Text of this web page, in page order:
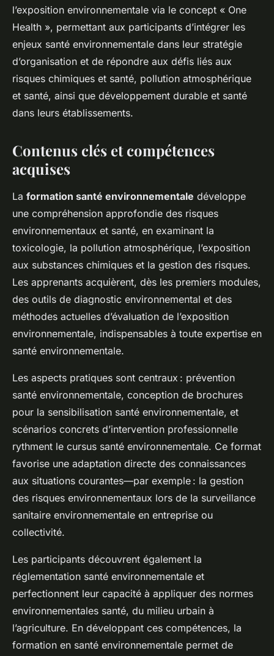
l’exposition environnementale via le concept « One
Health », permettant aux participants d’intégrer les
enjeux santé environnementale dans leur stratégie
d’organisation et de répondre aux défis liés aux
risques chimiques et santé, pollution atmosphérique
et santé, ainsi que développement durable et santé
dans leurs établissements.
Contenus clés et compétences
acquises
La formation santé environnementale développe
une compréhension approfondie des risques
environnementaux et santé, en examinant la
toxicologie, la pollution atmosphérique, l’exposition
aux substances chimiques et la gestion des risques.
Les apprenants acquièrent, dès les premiers modules,
des outils de diagnostic environnemental et des
méthodes actuelles d’évaluation de l’exposition
environnementale, indispensables à toute expertise en
santé environnementale.
Les aspects pratiques sont centraux : prévention
santé environnementale, conception de brochures
pour la sensibilisation santé environnementale, et
scénarios concrets d’intervention professionnelle
rythment le cursus santé environnementale. Ce format
favorise une adaptation directe des connaissances
aux situations courantes—par exemple : la gestion
des risques environnementaux lors de la surveillance
sanitaire environnementale en entreprise ou
collectivité.
Les participants découvrent également la
réglementation santé environnementale et
perfectionnent leur capacité à appliquer des normes
environnementales santé, du milieu urbain à
l’agriculture. En développant ces compétences, la
formation en santé environnementale permet de